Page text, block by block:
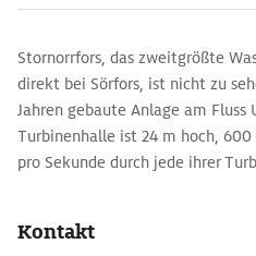
Stornorrfors, das zweitgrößte
direkt bei Sörfors, ist nicht zu
Jahren gebaute Anlage am
Turbinenhalle ist 24 m hoch,
pro Sekunde durch jede ihrer
Unterhalb des Damms wurden
Kontakt